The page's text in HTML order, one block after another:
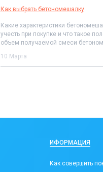
Как выбрать бетономешалку
Какие характеристики
учесть при покупке и что такое
объем получаемой смеси
10 Марта
ИФОРМАЦИЯ
Как совершить